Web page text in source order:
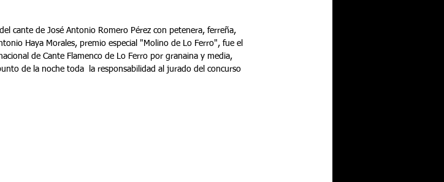
cante de José Antonio Romero Pérez con petenera, ferreña,
Haya Morales, premio especial "Molino de Lo Ferro", fue el
de Cante Flamenco de Lo Ferro por granaina y media,
de la noche toda  la responsabilidad al jurado del concurso